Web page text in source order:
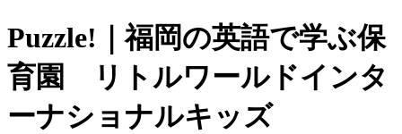
Puzzle!｜福岡の英語で学ぶ保
育園 リトルワールドインタ
ーナショナルキッズ